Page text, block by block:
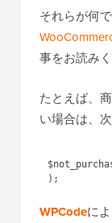
それらが何
事をお読みく
たとえば、
い場合は、
WPCodeに